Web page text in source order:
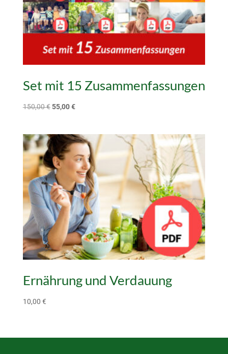
Set mit 15 Zusammenfassungen
150,00€ Ursprünglicher
150,00 €
55,00€Aktueller
55,00 €.
Ernährung und Verdauung
10,00 €